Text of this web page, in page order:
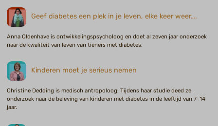
Geef diabetes een plek in je leven, elke keer weer….
Anna Oldenhave is ontwikkelingspsycholoog en doet al zeven jaar onderzoek
naar de kwaliteit van leven van tieners met diabetes.
Kinderen moet je serieus nemen
Christine Dedding is medisch antropoloog. Tijdens haar studie deed ze
onderzoek naar de beleving van kinderen met diabetes in de leeftijd van 7-14
jaar.